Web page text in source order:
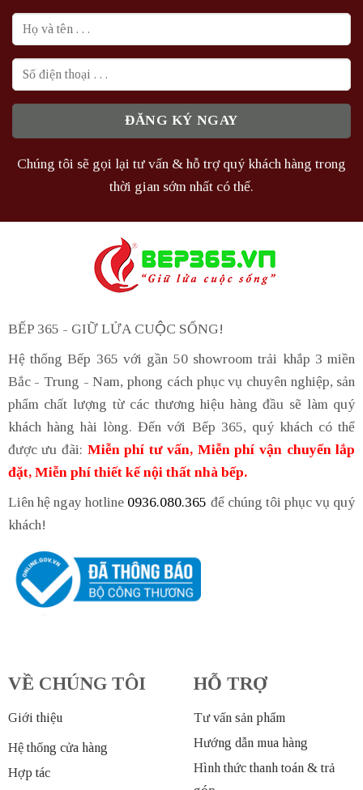
Chúng tôi sẽ gọi lại tư vấn & hỗ trợ quý khách hàng trong
thời gian sớm nhất có thể.
BẾP 365 - GIỮ LỬA CUỘC SỐNG!
Hệ thống Bếp 365 với gần 50 showroom trải khắp 3 miền
Bắc - Trung - Nam, phong cách phục vụ chuyên nghiệp, sản
phẩm chất lượng từ các thương hiệu hàng đầu sẽ làm quý
khách hàng hài lòng. Đến với Bếp 365, quý khách có thể
được ưu đãi: Miễn phí tư vấn, Miễn phí vận chuyển lắp
đặt, Miễn phí thiết kế nội thất nhà bếp.
Liên hệ ngay hotline 0936.080.365 để chúng tôi phục vụ quý
khách!
VỀ CHÚNG TÔI
Giới thiệu
Hệ thống cửa hàng
Hợp tác
HỖ TRỢ
Tư vấn sản phẩm
Hướng dẫn mua hàng
Hình thức thanh toán & trả